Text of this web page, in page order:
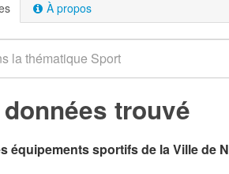
À propos
trouvé
équipements sportifs de la Ville de